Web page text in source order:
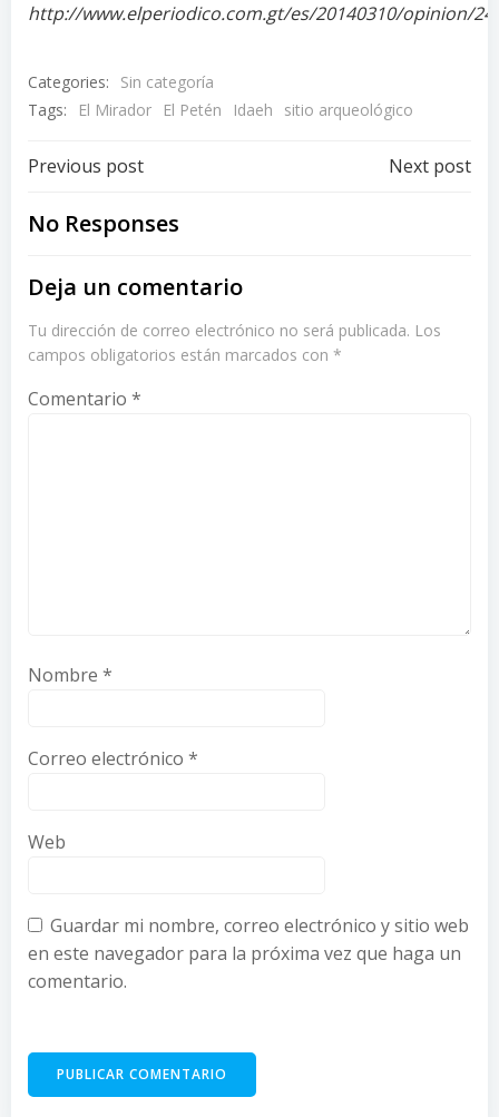
http://www.elperiodico.com.gt/es/20140310/opinion/
Categories:
Sin categoría
Tags:
El Mirador El Petén Idaeh sitio arqueológico
Post
navigation
Previous post Next post
No Responses
Deja un comentario
Tu dirección de correo electrónico no será publicada. Los
campos obligatorios están marcados con *
Comentario *
Nombre *
Correo electrónico *
Web
Guardar mi nombre, correo electrónico y sitio web
en este navegador para la próxima vez que haga un
comentario.